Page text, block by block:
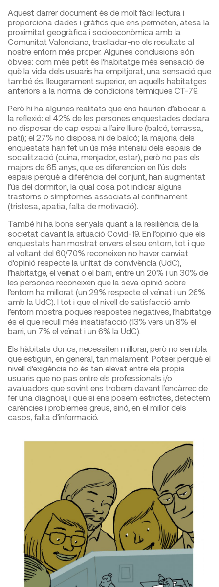
Aquest darrer document és de molt fàcil lectura i
proporciona dades i gràfics que ens permeten, atesa la
proximitat geogràfica i socioeconòmica amb la
Comunitat Valenciana, traslladar-ne els resultats al
nostre entorn més proper. Algunes conclusions són
òbvies: com més petit és l’habitatge més sensació de
què la vida dels usuaris ha empitjorat, una sensació que
també és, lleugerament superior, en aquells habitatges
anteriors a la norma de condicions tèrmiques CT-79.
Però hi ha algunes realitats que ens haurien d’abocar a
la reflexió: el 42% de les persones enquestades declara
no disposar de cap espai a l’aire lliure (balcó, terrassa,
pati); el 27% no disposa ni de balcó; la majoria dels
enquestats han fet un ús més intensiu dels espais de
socialització (cuina, menjador, estar), però no pas els
majors de 65 anys, que es diferencien en l’ús dels
espais perquè a diferència del conjunt, han augmentat
l’ús del dormitori, la qual cosa pot indicar alguns
trastorns o símptomes associats al confinament
(tristesa, apatia, falta de motivació).
També hi ha bons senyals quant a la resiliència de la
societat davant la situació Covid-19. En l’opinió que els
enquestats han mostrat envers el seu entorn, tot i que
al voltant del 60/70% reconeixen no haver canviat
d’opinió respecte la unitat de convivència (UdC),
l’habitatge, el veïnat o el barri, entre un 20% i un 30% de
les persones reconeixen que la seva opinió sobre
l’entorn ha millorat (un 29% respecte el veïnat i un 26%
amb la UdC). I tot i que el nivell de satisfacció amb
l’entorn mostra poques respostes negatives, l’habitatge
és el que recull més insatisfacció (13% vers un 8% el
barri, un 7% el veïnat i un 6% la UdC).
Els hàbitats doncs, necessiten millorar, però no sembla
que estiguin, en general, tan malament. Potser perquè el
nivell d’exigència no és tan elevat entre els propis
usuaris que no pas entre els professionals i/o
avaluadors que sovint ens trobem davant l’encàrrec de
fer una diagnosi, i que si ens posem estrictes, detectem
carències i problemes greus, sinó, en el millor dels
casos, falta d’informació.